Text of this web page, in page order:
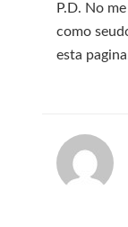
P.D. No
como
esta